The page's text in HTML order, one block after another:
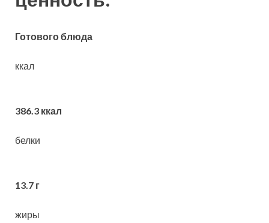
Готового блюда
ккал
386.3 ккал
белки
13.7 г
жиры